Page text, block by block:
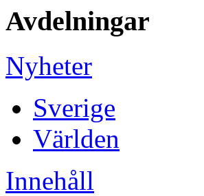
Avdelningar
Nyheter
Sverige
Världen
Innehåll